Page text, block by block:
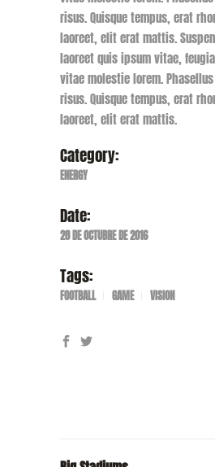
risus. Quisque tempus, erat
laoreet, elit erat mattis.
laoreet quis ipsum vitae,
vitae molestie lorem.
risus. Quisque tempus, erat
laoreet, elit erat mattis.
Category:
ENERGY
Date:
28 DE OCTUBRE DE 2016
Tags:
FOOTBALL GAME VISION